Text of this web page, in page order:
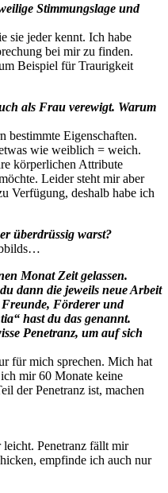
Stimmungslage und
sie jeder kennt. Ich habe
bei mir zu finden.
Beispiel für Traurigkeit
als Frau verewigt. Warum
bestimmte Eigenschaften.
wie weiblich = weich.
körperlichen Attribute
Leider steht mir aber
Verfügung, deshalb habe ich
überdrüssig warst?
Monat Zeit gelassen.
dann die jeweils neue Arbeit
Förderer und
hast du das genannt.
Penetranz, um auf sich
für mich sprechen. Mich hat
mir 60 Monate keine
der Penetranz ist, machen
leicht. Penetranz fällt mir
empfinde ich auch nur